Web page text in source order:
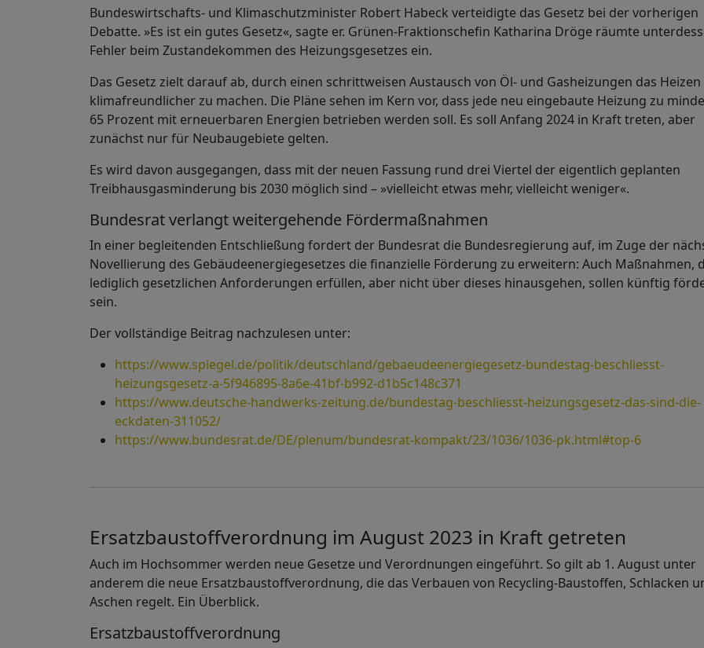
Bundeswirtschafts- und Klimaschutzminister Robert Habeck verteidigte das Gesetz bei der vorherigen
Debatte. »Es ist ein gutes Gesetz«, sagte er. Grünen-Fraktionschefin Katharina Dröge räumte
Fehler beim Zustandekommen des Heizungsgesetzes ein.
Das Gesetz zielt darauf ab, durch einen schrittweisen Austausch von Öl- und Gasheizungen das Heizen
klimafreundlicher zu machen. Die Pläne sehen im Kern vor, dass jede neu eingebaute Heizung zu
65 Prozent mit erneuerbaren Energien betrieben werden soll. Es soll Anfang 2024 in Kraft treten, aber
zunächst nur für Neubaugebiete gelten.
Es wird davon ausgegangen, dass mit der neuen Fassung rund drei Viertel der eigentlich geplanten
Treibhausgasminderung bis 2030 möglich sind – »vielleicht etwas mehr, vielleicht weniger«.
Bundesrat verlangt weitergehende Fördermaßnahmen
In einer begleitenden Entschließung fordert der Bundesrat die Bundesregierung auf, im Zuge der
Novellierung des Gebäudeenergiegesetzes die finanzielle Förderung zu erweitern: Auch Maßnahmen,
lediglich gesetzlichen Anforderungen erfüllen, aber nicht über dieses hinausgehen, sollen künftig
sein.
Der vollständige Beitrag nachzulesen unter:
https://www.spiegel.de/politik/deutschland/gebaeudeenergiegesetz-bundestag-beschliesst-
heizungsgesetz-a-5f946895-8a6e-41bf-b992-d1b5c148c371
https://www.deutsche-handwerks-zeitung.de/bundestag-beschliesst-heizungsgesetz-das-sind-die-
eckdaten-311052/
https://www.bundesrat.de/DE/plenum/bundesrat-kompakt/23/1036/1036-pk.html#top-6
Ersatzbaustoffverordnung im August 2023 in Kraft getreten
Auch im Hochsommer werden neue Gesetze und Verordnungen eingeführt. So gilt ab 1. August unter
anderem die neue Ersatzbaustoffverordnung, die das Verbauen von Recycling-Baustoffen, Schlacken
Aschen regelt. Ein Überblick.
Ersatzbaustoffverordnung